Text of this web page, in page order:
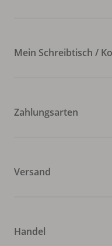
Mein Schreibtisch /
Zahlungsarten
Versand
Handel